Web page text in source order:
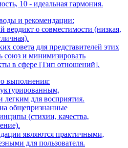
10 - идеальная гармония.
и рекомендации:
вердикт о совместимости (низкая,
совета для представителей этих
союз и минимизировать
в сфере [Тип отношений].
выполнения:
легким для восприятия.
общепризнанные
(стихии, качества,
являются практичными,
для пользователя.